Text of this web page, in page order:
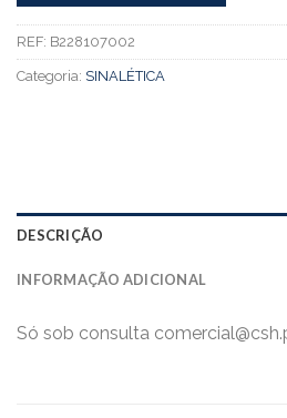
REF: B228107002
Categoria: SINALÉTICA
DESCRIÇÃO
INFORMAÇÃO ADICIONAL
Só sob consulta